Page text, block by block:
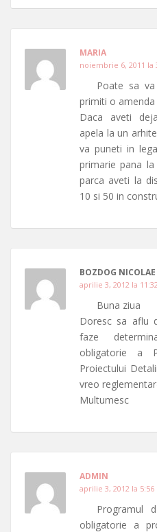
MARIA
noiembrie 6, 2011 la
Poate sa
primiti o
Daca aveti
apela la un
va puneti in
primarie pana
parca aveti la
10 si 50 in
BOZDOG NICOLAE
aprilie 3, 2012 la
Buna ziua
Doresc sa aflu
faze
obligatorie a
Proiectului
vreo
Multumesc
ADMIN
aprilie 3, 2012 la 5:56
Programul
obligatorie a